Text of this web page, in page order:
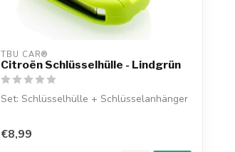
TBU CAR®
Citroën Schlüsselhülle - Lindgrün
Set: Schlüsselhülle + Schlüsselanhänger
€8,99